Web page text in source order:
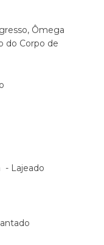
Ômega
do Corpo de
- Lajeado